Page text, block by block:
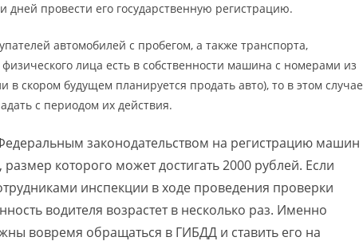
дней провести его государственную регистрацию.
автомобилей с пробегом, а также транспорта,
лица есть в собственности машина с номерами из
в скором будущем планируется продать авто), то в этом случае
с периодом их действия.
законодательством на регистрацию машин
которого может достигать 2000 рублей. Если
инспекции в ходе проведения проверки
водителя возрастет в несколько раз. Именно
вовремя обращаться в ГИБДД и ставить его на